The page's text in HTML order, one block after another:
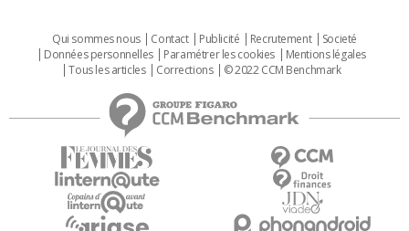
Qui sommes nous Contact Publicité Recrutement
Societé
Données personnelles
Paramétrer les cookies
Mentions légales
Tous les articles
Corrections © 2022 CCM Benchmark